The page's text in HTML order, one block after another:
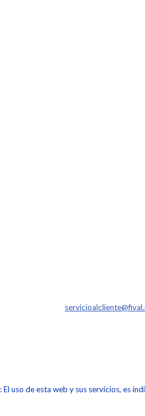
: El uso de esta web y sus servicios, es